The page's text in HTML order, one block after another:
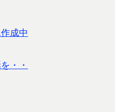
成中
・・